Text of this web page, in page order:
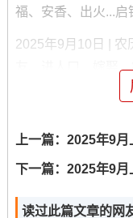
福、安香、出火...启
2025年9月10日 | 农
友、进人口、嫁娶
2025年9月11日 |
馀事勿取| 冲兔煞东
2025年9月14日 |
上一篇： 2025年9月
下一篇： 2025年9月上梁
读过此篇文章的网